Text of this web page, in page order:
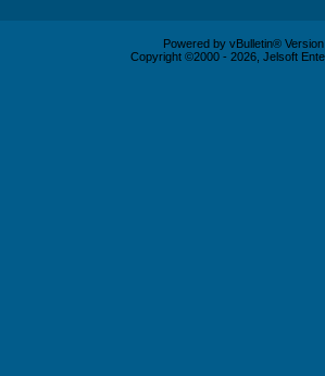
Powered by vBulletin®
Copyright ©2000 - 2026, Jelsoft